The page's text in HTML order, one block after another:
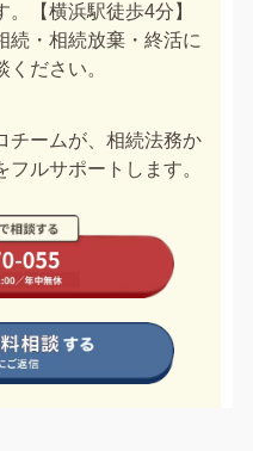
【横浜駅徒歩4分】
続・相続放棄・終活に
ださい。
チームが、相続法務か
ルサポートします。